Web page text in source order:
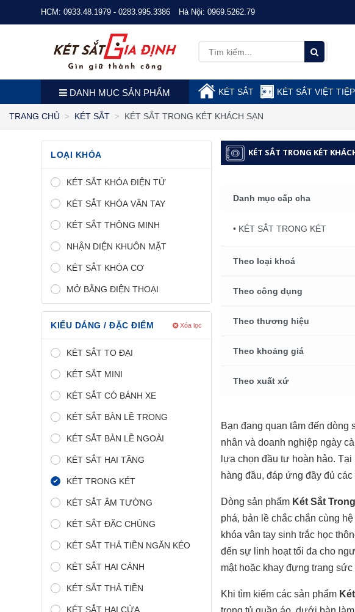
HCM: 0933.48.1979 - 0283.995.3386 Hà Nội: 0969.5262.79
DANH MỤC SẢN PHẨM KÉT SẮT KÉT SẮT VIỆT TIỆP
TRANG CHỦ KÉT SẮT KÉT SẮT TRONG KÉT KHÁCH SẠN
LOẠI KHÓA
KÉT SẮT KHÓA ĐIỆN TỬ
KÉT SẮT KHÓA VÂN TAY
KÉT SẮT THÔNG MINH
NHẬN DIỆN KHUÔN MẶT
KÉT SẮT KHÓA CƠ
MỞ BẰNG ĐIỆN THOẠI
KIỂU DÁNG / ĐẶC ĐIỂM Xóa lọc
KÉT SẮT TO ĐẠI
KÉT SẮT MINI
KÉT SẮT CÓ BÁNH XE
KÉT SẮT BÀN LỀ TRONG
KÉT SẮT BÀN LỀ NGOÀI
KÉT SẮT HAI TẦNG
KÉT TRONG KÉT
KÉT SẮT ÂM TƯỜNG
KÉT SẮT ĐẶC CHỦNG
KÉT SẮT THẢ TIỀN NGĂN KÉO
KÉT SẮT HAI CÁNH
KÉT SẮT THẢ TIỀN
KÉT SẮT HAI CỬA
KÉT SẮT TRONG KÉT
Danh mục cấp cha
• KÉT SẮT TRONG KÉT
Theo loại khoá
Theo công dụng
Theo thương hiệu
Theo khoảng giá
Theo xuất xứ
Bạn đang quan tâm đến dòng
nhân và doanh nghiệp ngày
lựa chọn đầu tư hoàn hảo. Tại
hàng đầu, đáp ứng đầy đủ
Dòng sản phẩm Két Sắt
phá, bản lề chắc chắn cùng
khóa vân tay sinh trắc học
đến sự linh hoạt tối đa cho
mật hoặc khay đựng trang
Khi tìm kiếm các sản phẩm